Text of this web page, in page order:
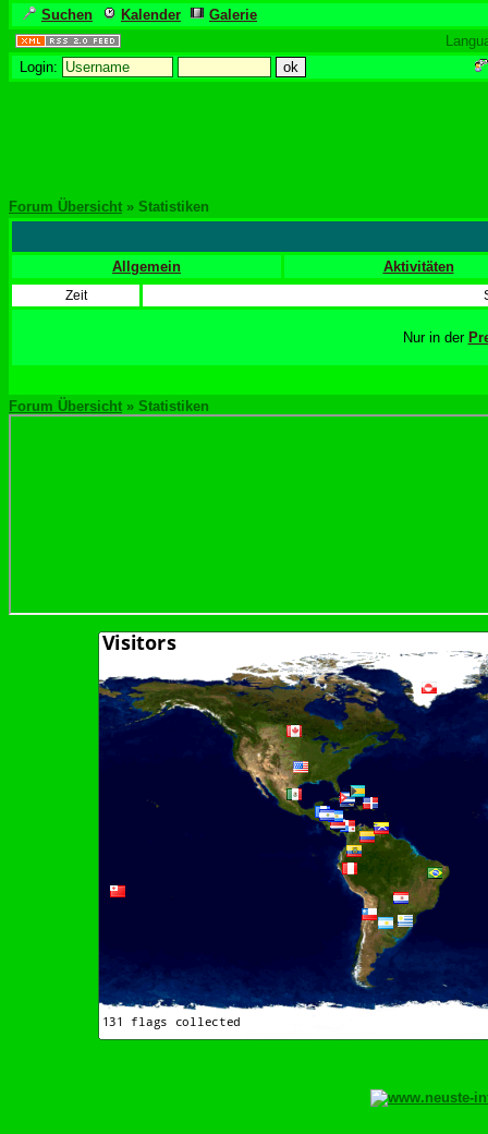
Suchen Kalender
Galerie
Login:
Forum Übersicht » Statistiken
Allgemein Aktivitäten
Zeit
Nur in der
Forum Übersicht » Statistiken